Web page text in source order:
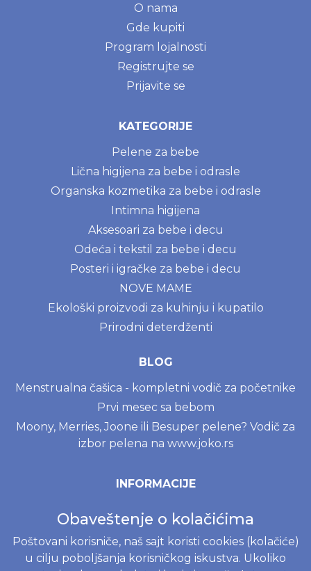
O nama
Gde kupiti
Program lojalnosti
Registrujte se
Prijavite se
KATEGORIJE
Pelene za bebe
Lična higijena za bebe i odrasle
Organska kozmetika za bebe i odrasle
Intimna higijena
Aksesoari za bebe i decu
Odeća i tekstil za bebe i decu
Posteri i igračke za bebe i decu
NOVE MAME
Ekološki proizvodi za kuhinju i kupatilo
Prirodni deterdženti
BLOG
Menstrualna čašica - kompletni vodič za početnike
Prvi mesec sa bebom
Moony, Merries, Joone ili Besuper pelene? Vodič za
izbor pelena na www.joko.rs
INFORMACIJE
Uslovi korišćenja
Politika privatnosti
Naručivanje i dostava
Obaveštenje o kolačićima
Poštovani korisniče, naš sajt koristi cookies (kolačiće)
u cilju poboljšanja korisničkog iskustva. Ukoliko